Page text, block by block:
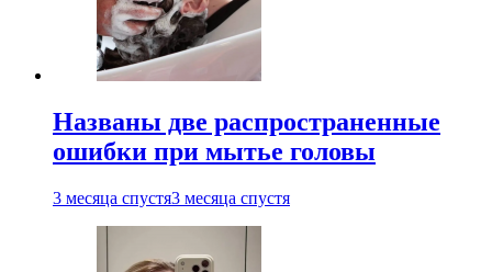
Названы две распространенные
ошибки при мытье головы
3 месяца спустя3 месяца спустя